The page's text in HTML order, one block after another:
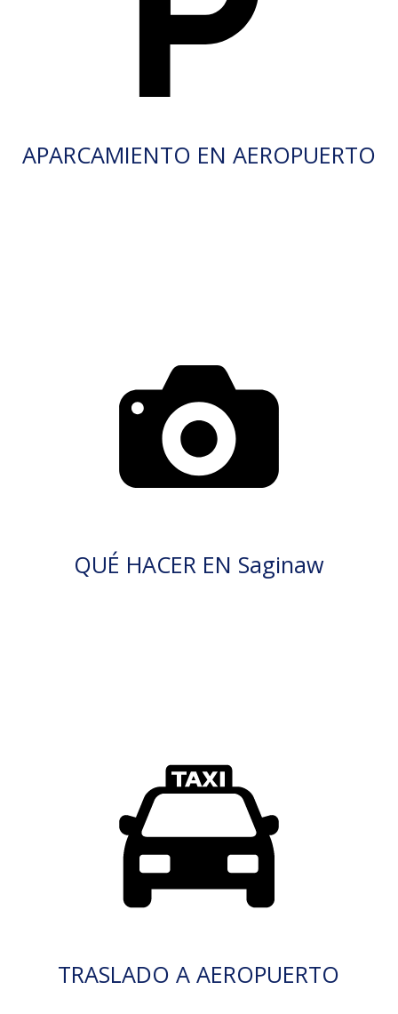
APARCAMIENTO EN AEROPUERTO
QUÉ HACER EN Saginaw
TRASLADO A AEROPUERTO